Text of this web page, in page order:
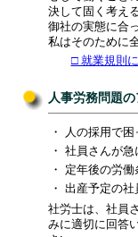
決して固く考え
御社の実態に合
私はそのために
□ 就業規則
人事労務問題
・
人の採用で
・ 社員さんが急
・
定年後の労
・ 出産予定の社
社労士は、社員
みに適切に回答